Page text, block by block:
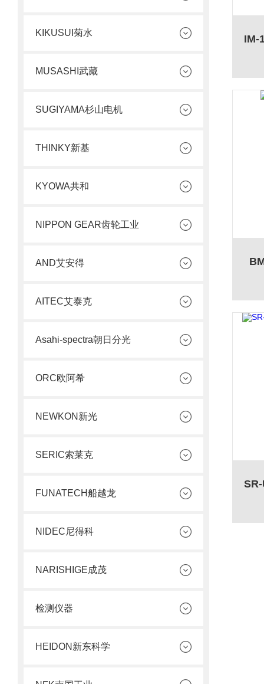
KIKUSUI菊水
MUSASHI武藏
SUGIYAMA杉山电机
THINKY新基
KYOWA共和
NIPPON GEAR齿轮工业
AND艾安得
AITEC艾泰克
Asahi-spectra朝日分光
ORC欧阿希
NEWKON新光
SERIC索莱克
FUNATECH船越龙
NIDEC尼得科
NARISHIGE成茂
检测仪器
HEIDON新东科学